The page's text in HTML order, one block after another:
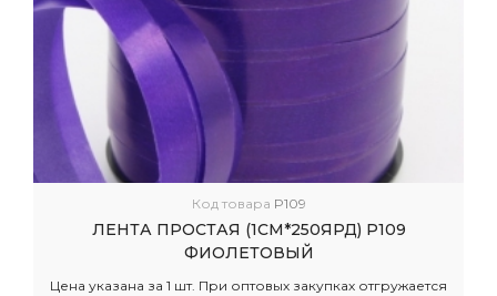
Код товара P109
ЛЕНТА ПРОСТАЯ (1СМ*250ЯРД) P109
ФИОЛЕТОВЫЙ
Цена указана за 1 шт. При оптовых закупках отгружается